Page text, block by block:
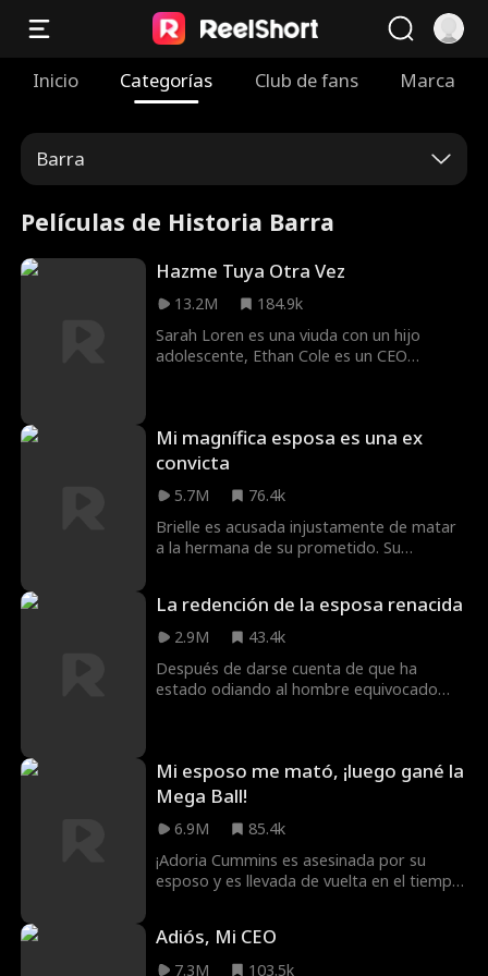
Inicio Categorías Club de fans Marca
Barra
Películas de Historia Barra
Hazme Tuya Otra Vez
13.2M
184.9k
Sarah Loren es una viuda con un hijo
adolescente, Ethan Cole es un CEO
detendrá ante nada para conseguir lo que
quiere, y lo que quiere... es el corazón de
Mi magnífica esposa es una ex
convicta
5.7M
76.4k
Brielle es acusada injustamente de matar
a la hermana de su prometido. Su
después, Brielle intenta demostrar su
inocencia. Un misterioso y apuesto
desconocido, Jay, le echa una mano... Pero
puede que haya más en él de lo que
parece.
La redención de la esposa renacida
2.9M
43.4k
Después de darse cuenta de que ha
estado odiando al hombre equivocado
No es demasiado tarde, aún tiene tiempo
para cambiarlo todo. En esta vida, no
odiará a su esposo... lo protegerá a toda
costa.
Mi esposo me mató, ¡luego gané la
Mega Ball!
6.9M
85.4k
¡Adoria Cummins es asesinada por su
esposo y es llevada de vuelta en el tiempo!
que le hicieron daño, ¡empezando por
ganar la Mega bola! Luego aparece Elijah
Adiós, Mi CEO
7.3M
103.5k